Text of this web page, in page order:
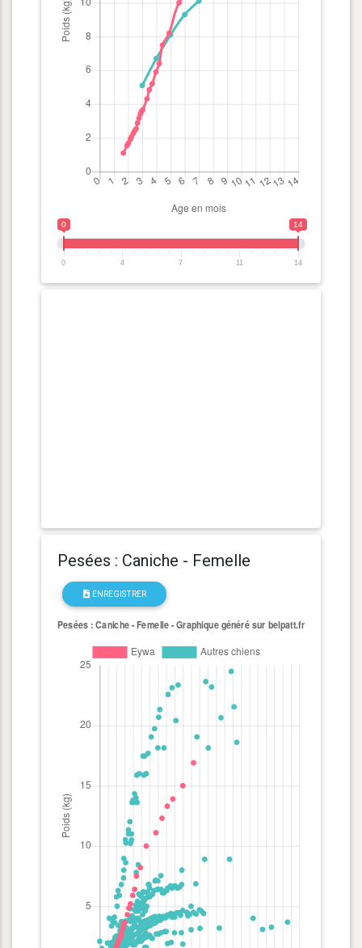
0 14
0 4 7 11 14
Pesées : Caniche - Femelle
ENREGISTRER